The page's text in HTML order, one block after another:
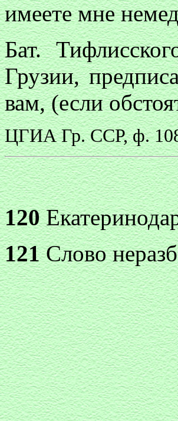
имеете мне
Бат.
Грузии,
вам, (если
ЦГИА Гр. ССР, ф.
120
121Слово